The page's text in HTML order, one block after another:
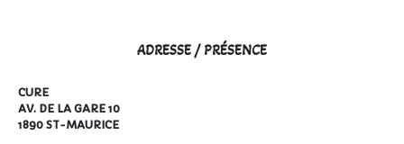
ADRESSE / PRÉSENCE
CURE
AV. DE LA GARE 10
1890 ST-MAURICE